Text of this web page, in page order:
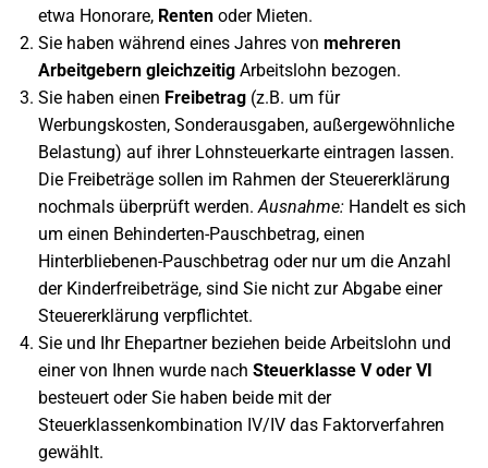
etwa Honorare, Renten oder Mieten.
Sie haben während eines Jahres von mehreren
Arbeitgebern gleichzeitig Arbeitslohn bezogen.
Sie haben einen Freibetrag (z.B. um für
Werbungskosten, Sonderausgaben, außergewöhnliche
Belastung) auf ihrer Lohnsteuerkarte eintragen lassen.
Die Freibeträge sollen im Rahmen der Steuererklärung
nochmals überprüft werden.Ausnahme: Handelt es sich
um einen Behinderten-Pauschbetrag, einen
Hinterbliebenen-Pauschbetrag oder nur um die Anzahl
der Kinderfreibeträge, sind Sie nicht zur Abgabe einer
Steuererklärung verpflichtet.
Sie und Ihr Ehepartner beziehen beide Arbeitslohn und
einer von Ihnen wurde nach Steuerklasse V oder VI
besteuert oder Sie haben beide mit der
Steuerklassenkombination IV/IV das Faktorverfahren
gewählt.